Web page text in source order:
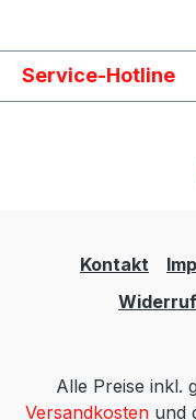
Service-Hotline
Kontakt
Alle Preise inkl.
Versandkostenund